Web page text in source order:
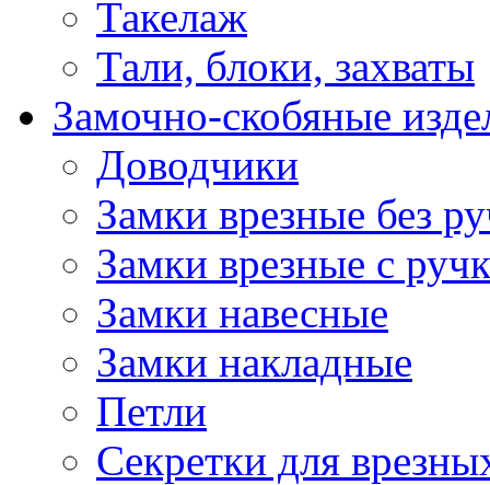
Такелаж
Тали, блоки, захваты
Замочно-скобяные
Доводчики
Замки врезные без
Замки врезные с
Замки навесные
Замки накладные
Петли
Секретки для